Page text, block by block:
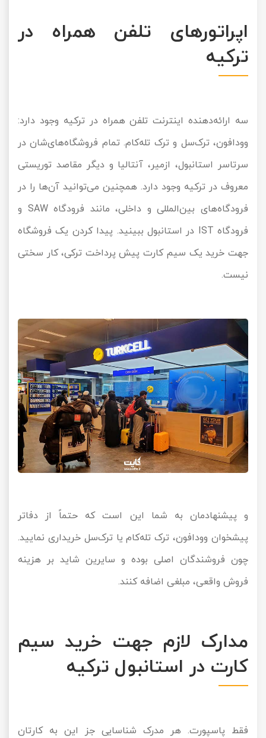
اپراتورهای تلفن همراه در
ترکیه
سه ارائه‌دهنده اینترنت تلفن همراه در ترکیه وجود دارد:
وودافون، ترک‌سل و ترک تله‌کام. تمام فروشگاه‌های‌شان در
سرتاسر استانبول، ازمیر، آنتالیا و دیگر مقاصد توریستی
معروف در ترکیه وجود دارد. همچنین می‌توانید آن‌ها را در
فرودگاه‌های بین‌المللی و داخلی، مانند فرودگاه SAW و
فرودگاه IST در استانبول ببینید. پیدا کردن یک فروشگاه
جهت خرید یک سیم کارت پیش پرداخت ترکی، کار سختی
نیست.
و پیشنهادمان به شما این است که حتماً از دفاتر
پیشخوان وودافون، ترک‌ تله‌کام یا ترک‌سل خریداری نمایید.
چون فروشندگان اصلی بوده و سایرین شاید بر هزینه‌
فروش واقعی، مبلغی اضافه کنند.
مدارک لازم جهت خرید سیم
کارت در استانبول ترکیه
فقط پاسپورت. هر مدرک شناسایی جز این به کارتان